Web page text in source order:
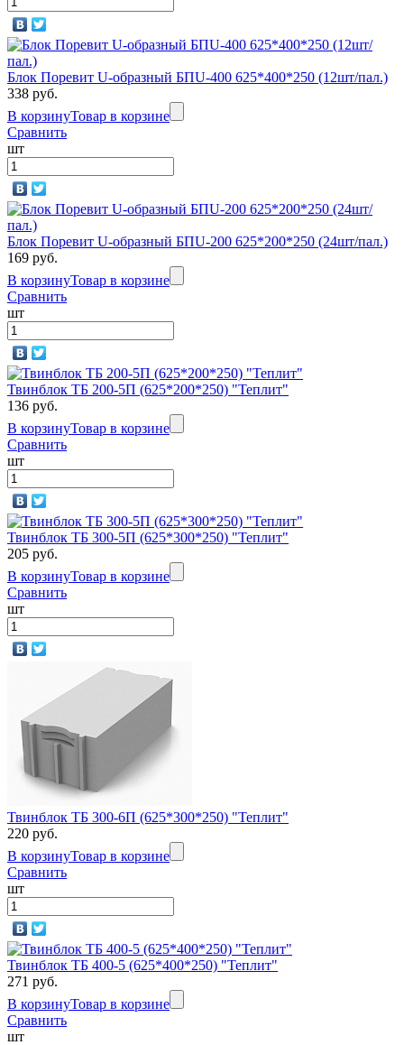
Блок Поревит U-образный БПU-400 625*400*250 (12шт/пал.)
338 руб.
В корзинуТовар в корзине
Сравнить
шт
Блок Поревит U-образный БПU-200 625*200*250 (24шт/пал.)
169 руб.
В корзинуТовар в корзине
Сравнить
шт
Твинблок ТБ 200-5П (625*200*250) "Теплит"
136 руб.
В корзинуТовар в корзине
Сравнить
шт
Твинблок ТБ 300-5П (625*300*250) "Теплит"
205 руб.
В корзинуТовар в корзине
Сравнить
шт
Твинблок ТБ 300-6П (625*300*250) "Теплит"
220 руб.
В корзинуТовар в корзине
Сравнить
шт
Твинблок ТБ 400-5 (625*400*250) "Теплит"
271 руб.
В корзинуТовар в корзине
Сравнить
шт